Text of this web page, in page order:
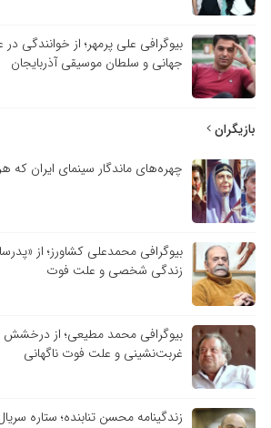
بیوگرافی علی پرمهر؛ از خوانندگی
جهانی و سلطان موسیقی آذربایجان
بازیگران
چهره‌های ماندگار سینمای ایران که
بیوگرافی محمدعلی کشاورز؛ از
زندگی شخصی و علت فوت
بیوگرافی محمد مطیعی؛ از درخشش
غربت‌نشینی و علت فوت ناگهانی
زندگینامه محسن تنابنده؛ ستاره